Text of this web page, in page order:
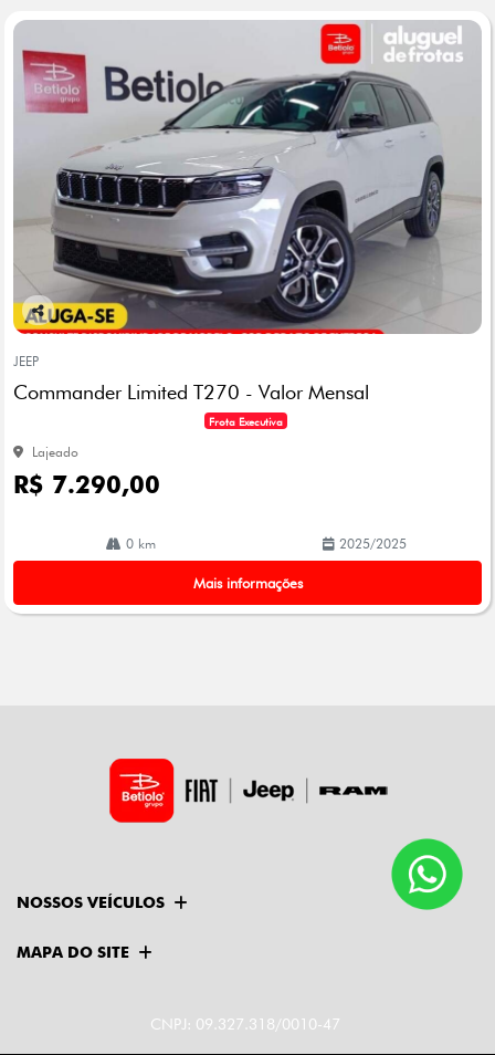
Co
arti
lhe
JEEP
Commander Limited T270 - Valor Mensal
Frota Executiva
Lajeado
R$ 7.290,00
0 km 2025/2025
Mais informações
NOSSOS VEÍCULOS
MAPA DO SITE
CNPJ: 09.327.318/0010-47